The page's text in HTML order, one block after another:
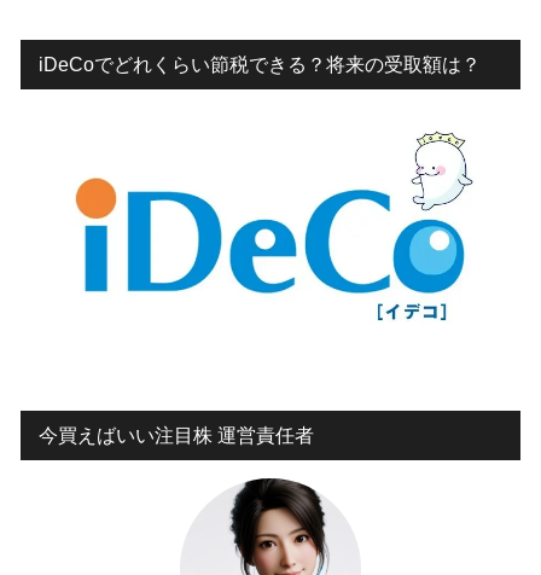
iDeCoでどれくらい節税できる？将来の受取額は？
今買えばいい注目株 運営責任者